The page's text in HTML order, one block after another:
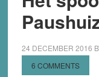
24 DECEMBER 2016
6 COMMENTS